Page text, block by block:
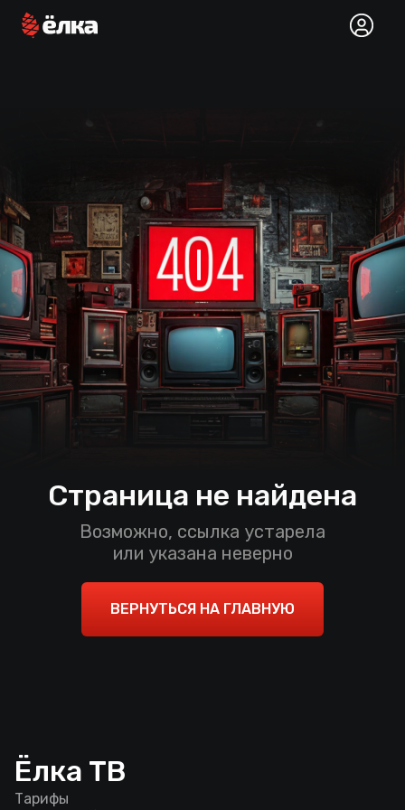
Страница не найдена
Возможно, ссылка устарела
или указана неверно
ВЕРНУТЬСЯ НА ГЛАВНУЮ
Ёлка ТВ
Тарифы